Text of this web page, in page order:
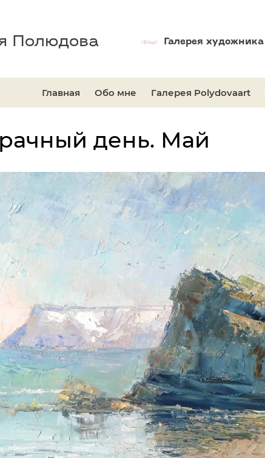
Полюдова Галерея художника
Главная Обо мне Галерея Polydovaart
день. Май